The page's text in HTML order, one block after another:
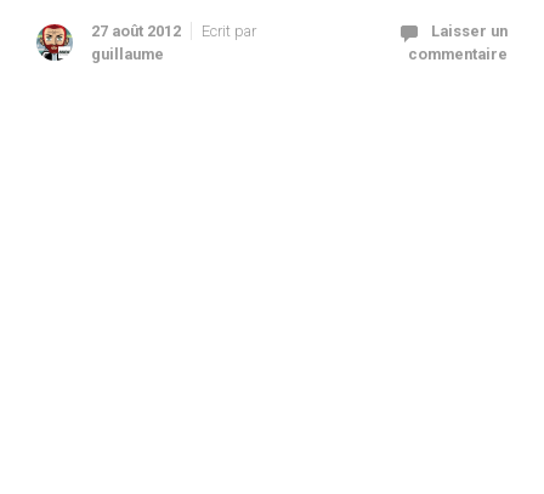
27 août 2012
Ecrit par
guillaume
Laisser un
commentaire